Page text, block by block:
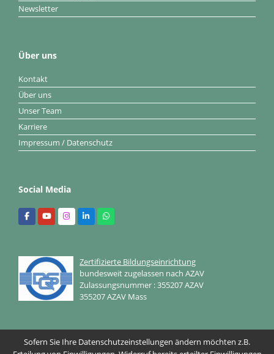
Newsletter
Über uns
Kontakt
Über uns
Unser Team
Karriere
Impressum / Datenschutz
Social Media
Zertifizierte Bildungseinrichtung
bundesweit zugelassen nach AZAV
Zulassungsnummer : 355207 AZAV
355207 AZAV Mass
Sofern Sie Ihre Datenschutzeinstellungen ändern möchten z.B.